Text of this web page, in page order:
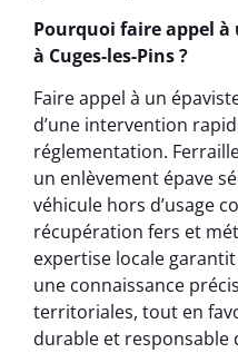
Pourquoi faire appel
à Cuges-les-Pins ?
Faire appel à un
d’une intervention
réglementation.
un enlèvement épave
véhicule hors d’usage
récupération fers et
expertise locale
une connaissance
territoriales, tout en
durable et responsable